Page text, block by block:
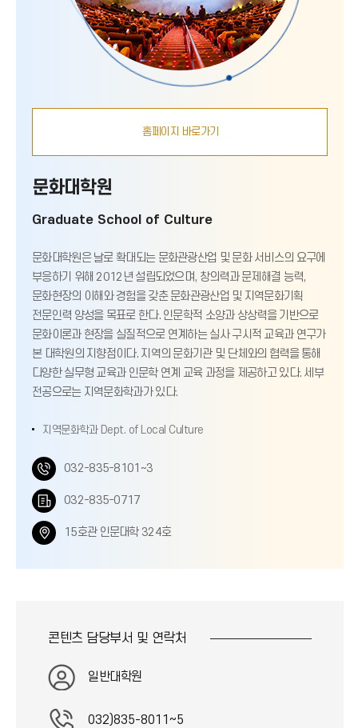
홈페이지 바로가기
문화대학원
Graduate School of Culture
문화대학원은 날로 확대되는 문화관광산업 및 문화 서비스의 요구에
부응하기 위해 2012년 설립되었으며, 창의력과 문제해결 능력,
문화현장의 이해와 경험을 갖춘 문화관광산업 및 지역문화기획
전문인력 양성을 목표로 한다. 인문학적 소양과 상상력을 기반으로
문화이론과 현장을 실질적으로 연계하는 실사 구시적 교육과 연구가
본 대학원의 지향점이다. 지역의 문화기관 및 단체와의 협력을 통해
다양한 실무형 교육과 인문학 연계 교육 과정을 제공하고 있다. 세부
전공으로는 지역문화학과가 있다.
지역문화학과 Dept. of Local Culture
032-835-8101~3전
호
032-835-0717팩
15호관 인문대학 324호위
콘텐츠 담당부서 및 연락처
일반대학원
032)835-8011~5